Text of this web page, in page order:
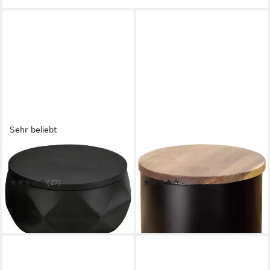
Sehr beliebt
KLEINE WOLKE
Aufbewahrungsdose Crackle
(27)
in 2-3 Werktagen bei dir
WENKO
Vorratsdose Modell Mio
(4)